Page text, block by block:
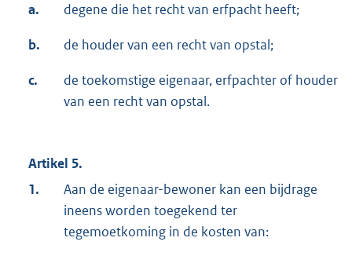
a. degene die het recht van erfpacht heeft;
b. de houder van een recht van opstal;
c.
de toekomstige eigenaar, erfpachter of houder
van een recht van opstal.
Artikel 5.
1.
Aan de eigenaar-bewoner kan een bijdrage
ineens worden toegekend ter
tegemoetkoming in de kosten van: